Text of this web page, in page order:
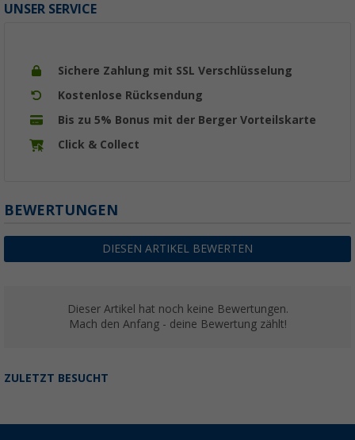
UNSER SERVICE
Sichere Zahlung mit SSL Verschlüsselung
Kostenlose Rücksendung
Bis zu 5% Bonus mit der Berger Vorteilskarte
Click & Collect
BEWERTUNGEN
DIESEN ARTIKEL BEWERTEN
Dieser Artikel hat noch keine Bewertungen.
Mach den Anfang - deine Bewertung zählt!
ZULETZT BESUCHT